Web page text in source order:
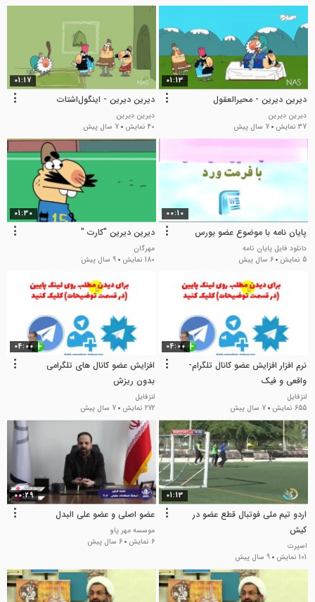
01:13
دیرین دیرین - محیرالعقول
دیرین دیرین
37 نمایش
7 سال پیش
01:17
دیرین دیرین - اینگول‌اشتات
دیرین دیرین
40 نمایش
7 سال پیش
00:10
پایان نامه با موضوع عضو بورس
دانلود فایل پایان نامه
5 نمایش
6 سال پیش
01:30
دیرین دیرین "کارت "
مهرگان
180 نمایش
9 سال پیش
04:00
نرم افزار افزایش عضو کانال تلگرام-
واقعی و فیک
لنزفایل
655 نمایش
7 سال پیش
04:00
افزایش عضو کانال های تلگرامی
بدون ریزش
لنزفایل
272 نمایش
7 سال پیش
01:13
اردو تیم ملی فوتبال قطع عضو در
کیش
اسپرت
101 نمایش
9 سال پیش
00:29
عضو اصلی و عضو علی البدل
موسسه مهر پاو
6 نمایش
6 سال پیش